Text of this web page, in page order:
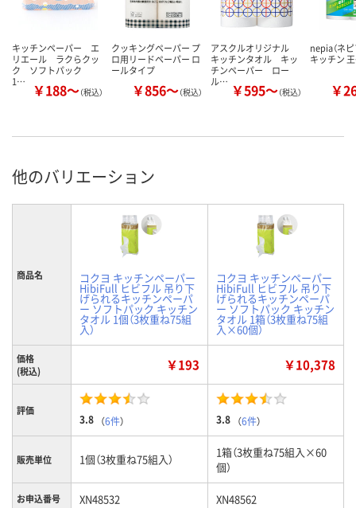
キッチンペーパー エ
リエール ラクらクッ
ク ソフトパック
1…
￥188～（税込）
クッキングペーパー プ
ロ用リードペーパー ロ
ールタイプ
￥856～（税込）
アスクルオリジナル
キッチンタオル キッ
チンペーパー ロー
ル… ￥595～（税込）
nepia（ネ
キッチン
￥
他のバリエーション
商品名 コクヨ キッチンペーパー
HibiFull ヒビフル 吊り下
げられるキッチンペーパ
ー ソフトパック キッチン
タオル 1個（3枚重ね75組
入）
コクヨ キッチンペーパー
HibiFull ヒビフル 吊り下
げられるキッチンペーパ
ー ソフトパック キッチン
タオル 1箱（3枚重ね75組
入×60個）
価格
(税込)
￥193 ￥10,378
評価
3.8 （6件） 3.8 （6件）
販売単位 1個（3枚重ね75組入）
1箱（3枚重ね75組入×60
個）
お申込番号 XN48532 XN48562